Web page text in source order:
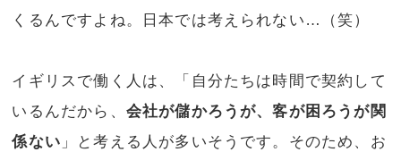
くるんですよね。日本では考えられない…（笑）
イギリスで働く人は、「自分たちは時間で契約して
いるんだから、 会社が儲かろうが、客が困ろうが関
係ない 」と考える人が多いそうです。そのため、お